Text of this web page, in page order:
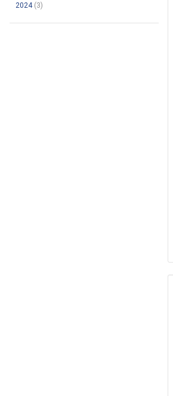
2024(3)